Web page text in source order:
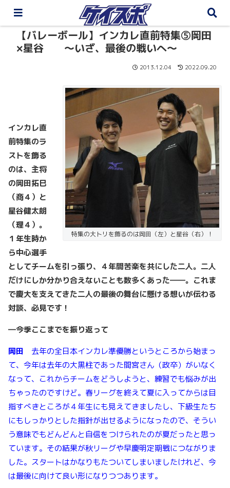
【バレーボール】インカレ直前特集⑤岡田
×星谷 ～いざ、最後の戦いへ～
2013.12.04 2022.09.20
特集の大トリを飾るのは岡田（左）と星谷（右）！
インカレ直
前特集のラ
ストを飾る
のは、主将
の岡田拓巳
（商４）と
星谷健太朗
（理４）。
１年生時か
ら中心選手
としてチームを引っ張り、４年間苦楽を共にした二人。二人
だけにしか分かり合えないことも数多くあった――。これま
で慶大を支えてきた二人の最後の舞台に懸ける想いが伝わる
対談、必見です！
―今季ここまでを振り返って
岡田 去年の全日本インカレ準優勝というところから始まっ
て、今年は去年の大黒柱であった間宮さん（政卒）がいなく
なって、これからチームをどうしようと、練習でも悩みが出
ちゃったのですけど。春リーグを終えて夏に入ってからは目
指すべきところが４年生にも見えてきましたし、下級生たち
にもしっかりとした指針が出せるようになったので、そうい
う意味でもどんどんと自信をつけられたのが夏だったと思っ
ています。その結果が秋リーグや早慶明定期戦につながりま
した。スタートはかなりもたついてしまいましたけれど、今
は最後に向けて良い形になりつつあります。